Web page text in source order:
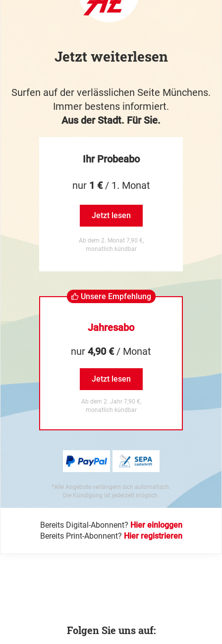
Jetzt weiterlesen
Surfen auf der verlässlichen Seite Münchens.
Immer bestens informiert.
Aus der Stadt. Für Sie.
Ihr Probeabo
nur 1 €/ 1. Monat
Jetzt lesen
Ab dem 2. Monat 7,90 €,
monatlich kündbar
Unsere Empfehlung
Jahresabo
nur 4,90 €/ Monat
Jetzt lesen
Ab dem 2. Jahr 7,90 €,
monatlich kündbar
*Alle Angebote verlängern sich automatisch.
Die Kündigung ist jederzeit möglich.
Bereits Digital-Abonnent? Hier einloggen
Bereits Print-Abonnent? Hier registrieren
Folgen Sie uns auf: